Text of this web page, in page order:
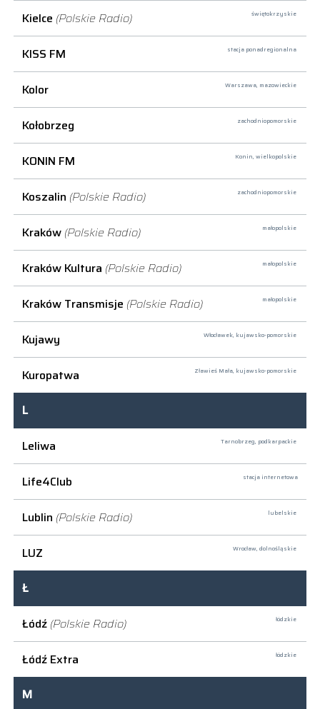
Kielce (Polskie Radio) świętokrzyskie
KISS FM stacja ponadregionalna
Kolor Warszawa, mazowieckie
Kołobrzeg zachodniopomorskie
KONIN FM Konin, wielkopolskie
Koszalin (Polskie Radio) zachodniopomorskie
Kraków (Polskie Radio) małopolskie
Kraków Kultura (Polskie Radio) małopolskie
Kraków Transmisje (Polskie Radio) małopolskie
Kujawy Włocławek, kujawsko-pomorskie
Kuropatwa Zławieś Mała, kujawsko-pomorskie
L
Leliwa
Tarnobrzeg, podkarpackie
Life4Club stacja internetowa
Lublin (Polskie Radio) lubelskie
LUZ Wrocław, dolnośląskie
Ł
Łódź (Polskie Radio) łódzkie
Łódź Extra łódzkie
M